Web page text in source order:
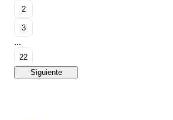
2
3
...
22
Siguiente